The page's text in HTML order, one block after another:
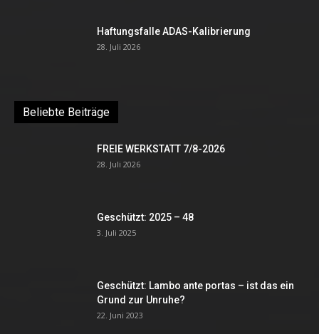
Haftungsfalle ADAS-Kalibrierung
28. Juli 2026
Beliebte Beiträge
FREIE WERKSTATT 7/8-2026
28. Juli 2026
Geschützt: 2025 – 48
3. Juli 2025
Geschützt: Lambo ante portas – ist das ein
Grund zur Unruhe?
22. Juni 2023